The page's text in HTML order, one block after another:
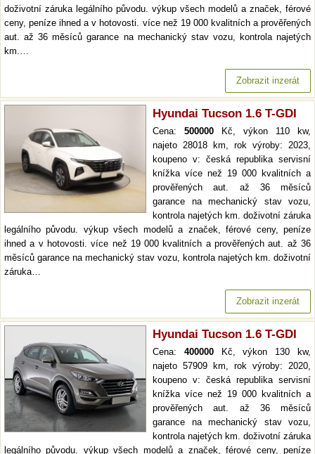
doživotní záruka legálního původu. výkup všech modelů a značek, férové
ceny, peníze ihned a v hotovosti. více než 19 000 kvalitních a prověřených
aut. až 36 měsíců garance na mechanický stav vozu, kontrola najetých
km.…
Zobrazit inzerát
Hyundai Tucson 1.6 T-GDI
Cena: 500000 Kč, výkon 110 kw,
najeto 28018 km, rok výroby: 2023,
koupeno v: česká republika servisní
knížka více než 19 000 kvalitních a
prověřených aut. až 36 měsíců
garance na mechanický stav vozu,
kontrola najetých km. doživotní záruka
legálního původu. výkup všech modelů a značek, férové ceny, peníze
ihned a v hotovosti. více než 19 000 kvalitních a prověřených aut. až 36
měsíců garance na mechanický stav vozu, kontrola najetých km. doživotní
záruka…
Zobrazit inzerát
Hyundai Tucson 1.6 T-GDI
Cena: 400000Kč, výkon 130 kw,
najeto 57909 km, rok výroby: 2020,
koupeno v: česká republika servisní
knížka více než 19 000 kvalitních a
prověřených aut. až 36 měsíců
garance na mechanický stav vozu,
kontrola najetých km. doživotní záruka
legálního původu. výkup všech modelů a značek, férové ceny, peníze